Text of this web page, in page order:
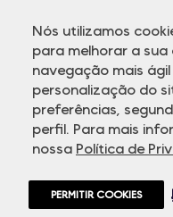
Nós utilizamos
para melhorar a
navegação mais
personalização do
preferências,
perfil. Para mais
nossa Política de
PERMITIR COOKIES
© Copyright 2000-2026 -
promoções e
Em caso de
Horário de Atendimentodas